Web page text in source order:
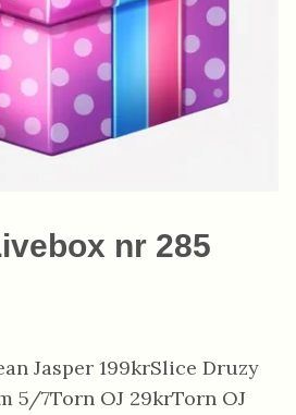
nr 285
Jasper 199krSlice Druzy
5/7Torn OJ 29krTorn OJ